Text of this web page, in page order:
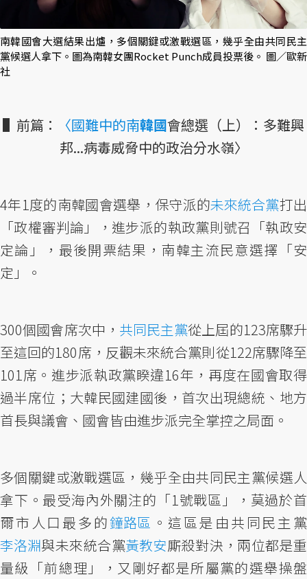
南韓國會大選結果出爐，多個關鍵或激戰選區，幾乎全由共同民主
黨候選人拿下。圖為南韓女團Rocket Punch成員投票後。 圖／歐新
社
▌前篇： 〈國難中的南韓國會總選（上）：多難興
邦...病毒威脅中的政治分水嶺〉
4年1度的南韓國會選舉，保守派的未來統合黨打出
「政權審判論」，進步派的執政黨則號召「執政安
定論」，最後開票結果，南韓主流民意選擇「安
定」。
300個國會席次中， 共同民主黨從上屆的123席驟升
至這回的180席，反觀未來統合黨則從122席驟降至
101席。進步派執政黨睽違16年，再度在國會取得
過半席位；大韓民國建國後，首次出現總統、地方
首長與議會、國會皆由進步派完全掌控之局面。
多個關鍵或激戰選區，幾乎全由共同民主黨候選人
拿下。最受海內外關注的「1號戰區」，莫過於首
爾市人口最多的鐘路區 。這區是由共同民主黨
李洛淵與未來統合黨黃教安廝殺對決，兩位都是重
量級「前總理」，又剛好都是所屬黨的選舉操盤